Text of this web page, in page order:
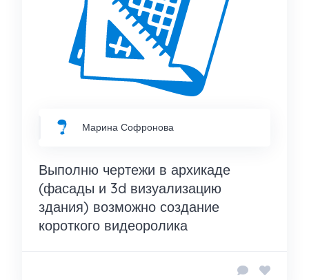
Марина Софронова
Выполню чертежи в архикаде
(фасады и 3d визуализацию
здания) возможно создание
короткого видеоролика